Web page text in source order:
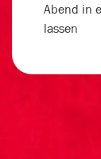
Abend in
lassen